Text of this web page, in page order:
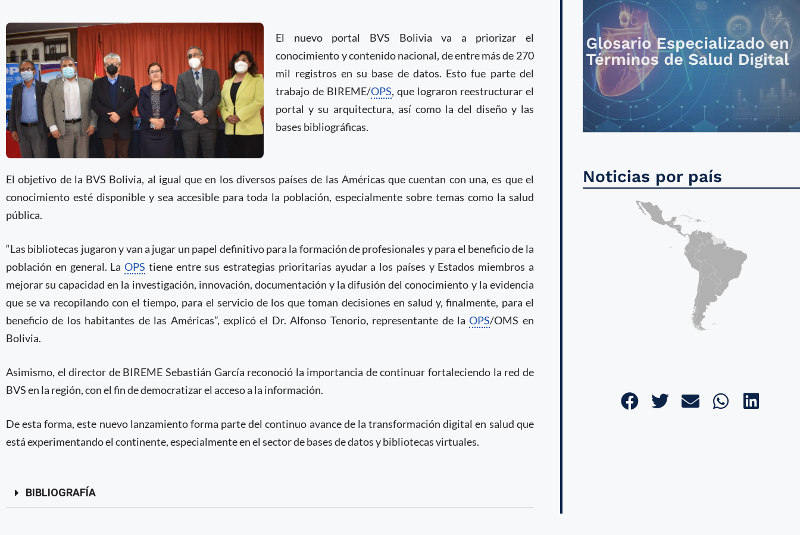
El nuevo portal BVS Bolivia va a priorizar el
conocimiento y contenido nacional, de entre más de 270
mil registros en su base de datos. Esto fue parte del
trabajo de BIREME/OPS, que lograron reestructurar el
portal y su arquitectura, así como la del diseño y las
bases bibliográficas.
El objetivo de la BVS Bolivia, al igual que en los diversos países de las Américas que cuentan con una, es que el
conocimiento esté disponible y sea accesible para toda la población, especialmente sobre temas como la salud
pública.
“Las bibliotecas jugaron y van a jugar un papel definitivo para la formación de profesionales y para el beneficio de la
población en general. LaOPS tiene entre sus estrategias prioritarias ayudar a los países y Estados miembros a
mejorar su capacidad en la investigación, innovación, documentación y la difusión del conocimiento y la evidencia
que se va recopilando con el tiempo, para el servicio de los que toman decisiones en salud y, finalmente, para el
beneficio de los habitantes de las Américas”, explicó el Dr. Alfonso Tenorio, representante de laOPS/OMS en
Bolivia.
Asimismo, el director de BIREME Sebastián García reconoció la importancia de continuar fortaleciendo la red de
BVS en la región, con el fin de democratizar el acceso a la información.
De esta forma, este nuevo lanzamiento forma parte del continuo avance de la transformación digital en salud que
está experimentando el continente, especialmente en el sector de bases de datos y bibliotecas virtuales.
BIBLIOGRAFÍA
Noticias por país